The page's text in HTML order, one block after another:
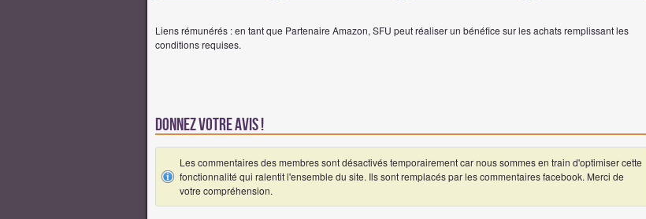
Liens rémunérés : en tant que Partenaire Amazon, SFU peut réaliser un bénéfice sur les achats remplissant les
conditions requises.
Donnez votre avis !
Les commentaires des membres sont désactivés temporairement car nous sommes en train d'optimiser cette
fonctionnalité qui ralentit l'ensemble du site. Ils sont remplacés par les commentaires facebook. Merci de
votre compréhension.